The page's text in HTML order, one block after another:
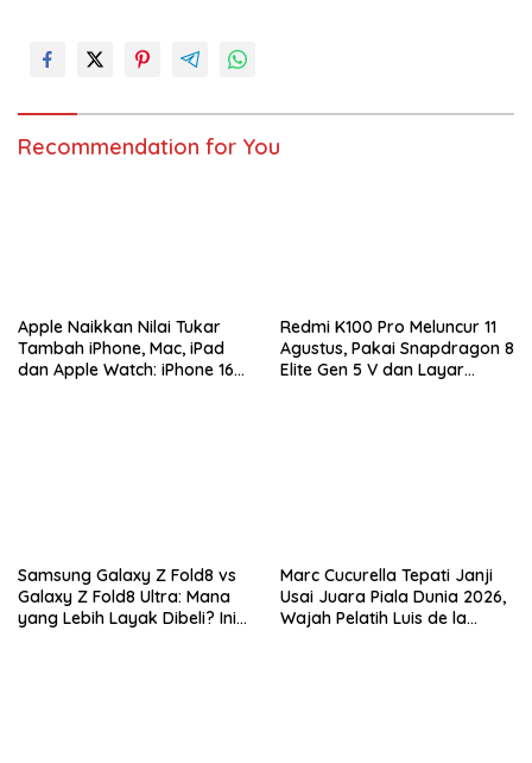
Recommendation for You
Apple Naikkan Nilai Tukar
Tambah iPhone, Mac, iPad
dan Apple Watch: iPhone 16
Redmi K100 Pro Meluncur 11
Agustus, Pakai Snapdragon 8
Elite Gen 5 V dan Layar
Samsung Galaxy Z Fold8 vs
Galaxy Z Fold8 Ultra: Mana
yang Lebih Layak Dibeli? Ini
Marc Cucurella Tepati Janji
Usai Juara Piala Dunia 2026,
Wajah Pelatih Luis de la